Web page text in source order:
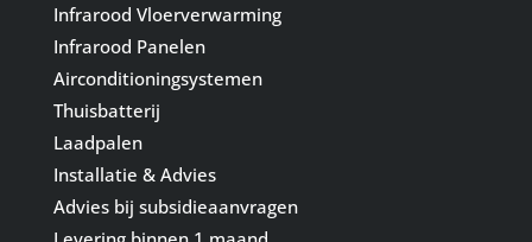
Infrarood Vloerverwarming
Infrarood Panelen
Airconditioningsystemen
Thuisbatterij
Laadpalen
Installatie & Advies
Advies bij subsidieaanvragen